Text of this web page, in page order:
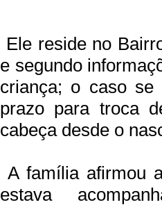
Ele reside no
e segundo
criança; o caso se
prazo para troca
cabeça desde o
A família afirmou
estava